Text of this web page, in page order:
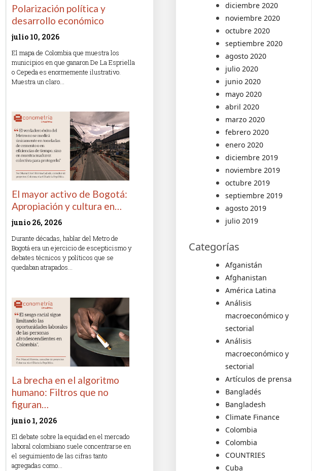
Polarización política y
desarrollo económico
julio 10, 2026
El mapa de Colombia que muestra los
municipios en que ganaron De La Espriella
o Cepeda es enormemente ilustrativo.
Muestra un claro…
El mayor activo de Bogotá:
Apropiación y cultura en…
junio 26, 2026
Durante décadas, hablar del Metro de
Bogotá era un ejercicio de escepticismo y
debates técnicos y políticos que se
quedaban atrapados…
La brecha en el algoritmo
humano: Filtros que no
figuran…
junio 1, 2026
El debate sobre la equidad en el mercado
laboral colombiano suele concentrarse en
el seguimiento de las cifras tanto
agregadas como…
diciembre 2020
noviembre 2020
octubre 2020
septiembre 2020
agosto 2020
julio 2020
junio 2020
mayo 2020
abril 2020
marzo 2020
febrero 2020
enero 2020
diciembre 2019
noviembre 2019
octubre 2019
septiembre 2019
agosto 2019
julio 2019
Categorías
Afganistán
Afghanistan
América Latina
Análisis
macroeconómico y
sectorial
Análisis
macroeconómico y
sectorial
Artículos de prensa
Bangladés
Bangladesh
Climate Finance
Colombia
Colombia
COUNTRIES
Cuba